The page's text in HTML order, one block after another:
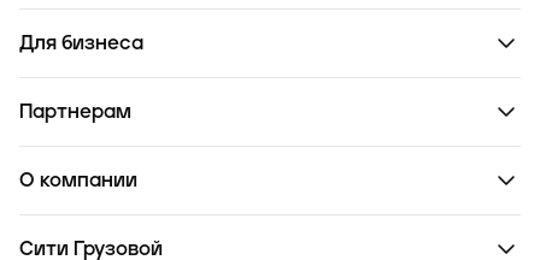
Для бизнеса
Партнерам
О компании
Сити Грузовой